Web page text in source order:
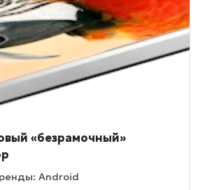
«безрамочный»
Android